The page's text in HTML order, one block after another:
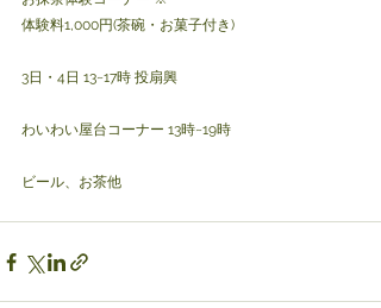
体験料1,000円(茶碗・お菓子付き)
3日・4日 13~17時 投扇興
わいわい屋台コーナー 13時~19時
ビール、お茶他